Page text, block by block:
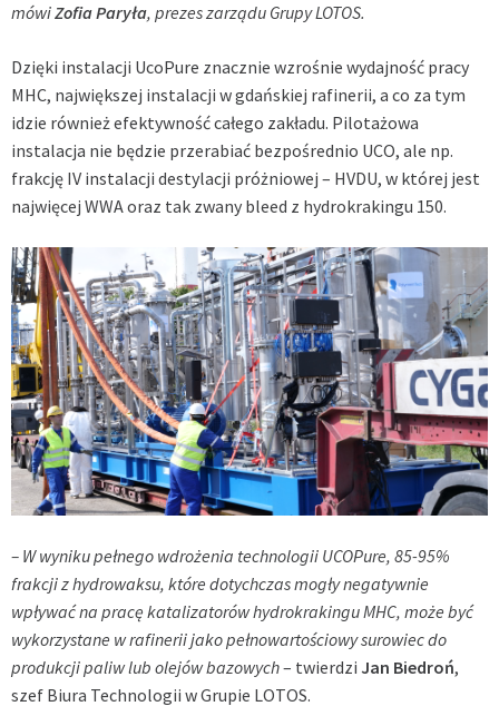
mówiZofia Paryła, prezes zarządu Grupy LOTOS.
Dzięki instalacji UcoPure znacznie wzrośnie wydajność pracy
MHC, największej instalacji w gdańskiej rafinerii, a co za tym
idzie również efektywność całego zakładu. Pilotażowa
instalacja nie będzie przerabiać bezpośrednio UCO, ale np.
frakcję IV instalacji destylacji próżniowej – HVDU, w której jest
najwięcej WWA oraz tak zwany bleed z hydrokrakingu 150.
– W wyniku pełnego wdrożenia technologii UCOPure, 85-95%
frakcji z hydrowaksu, które dotychczas mogły negatywnie
wpływać na pracę katalizatorów hydrokrakingu MHC, może być
wykorzystane w rafinerii jako pełnowartościowy surowiec do
produkcji paliw lub olejów bazowych– twierdzi Jan Biedroń,
szef Biura Technologii w Grupie LOTOS.